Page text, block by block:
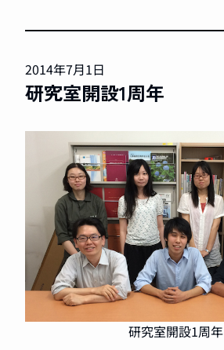
2014年7月1日
研究室開設1周年
研究室開設1周年